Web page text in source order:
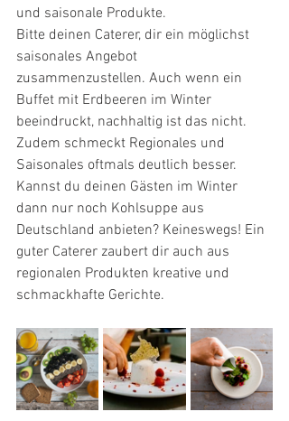
und saisonale Produkte.
Bitte deinen Caterer, dir ein möglichst
saisonales Angebot
zusammenzustellen. Auch wenn ein
Buffet mit Erdbeeren im Winter
beeindruckt, nachhaltig ist das nicht.
Zudem schmeckt Regionales und
Saisonales oftmals deutlich besser.
Kannst du deinen Gästen im Winter
dann nur noch Kohlsuppe aus
Deutschland anbieten? Keineswegs! Ein
guter Caterer zaubert dir auch aus
regionalen Produkten kreative und
schmackhafte Gerichte.